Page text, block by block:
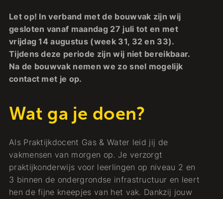
Let op! In verband met de bouwvak zijn wij
gesloten vanaf maandag 27 juli tot en met
vrijdag 14 augustus (week 31, 32 en 33).
Tijdens deze periode zijn wij niet bereikbaar.
Na de bouwvak nemen we zo snel mogelijk
contact met je op.
Wat ga je doen?
Als Praktijkdocent Gas & Water leid jij de
vakmensen van morgen op. Je verzorgt
praktijkonderwijs voor leerlingen op niveau 2 en
3 binnen de ondergrondse infrastructuur en leert
hen de fijne kneepjes van het vak. Dankzij jouw